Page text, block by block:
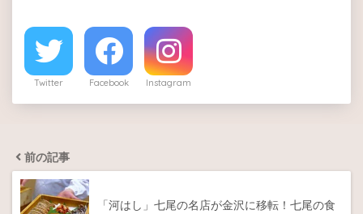
Twitter Facebook Instagram
前の記事
「河はし」七尾の名店が金沢に移転！七尾の食